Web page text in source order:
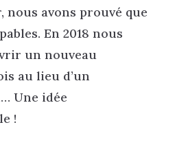
nous avons prouvé que
En 2018 nous
un nouveau
au lieu d’un
Une idée
!